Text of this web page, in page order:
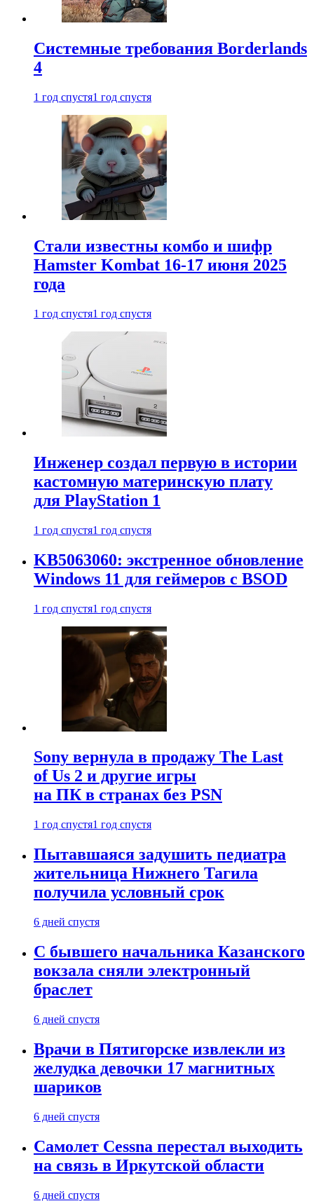
Системные требования Borderlands
4
1 год спустя1 год спустя
Стали известны комбо и шифр
Hamster Kombat 16-17 июня 2025
года
1 год спустя1 год спустя
Инженер создал первую в истории
кастомную материнскую плату
для PlayStation 1
1 год спустя1 год спустя
KB5063060: экстренное обновление
Windows 11 для геймеров с BSOD
1 год спустя1 год спустя
Sony вернула в продажу The Last
of Us 2 и другие игры
на ПК в странах без PSN
1 год спустя1 год спустя
Пытавшаяся задушить педиатра
жительница Нижнего Тагила
получила условный срок
6 дней спустя
С бывшего начальника Казанского
вокзала сняли электронный
браслет
6 дней спустя
Врачи в Пятигорске извлекли из
желудка девочки 17 магнитных
шариков
6 дней спустя
Самолет Cessna перестал выходить
на связь в Иркутской области
6 дней спустя